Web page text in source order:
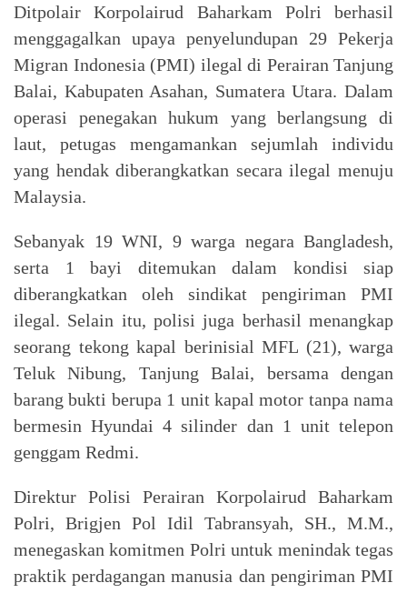
Ditpolair Korpolairud Baharkam Polri berhasil
menggagalkan upaya penyelundupan 29 Pekerja
Migran Indonesia (PMI) ilegal di Perairan Tanjung
Balai, Kabupaten Asahan, Sumatera Utara. Dalam
operasi penegakan hukum yang berlangsung di
laut, petugas mengamankan sejumlah individu
yang hendak diberangkatkan secara ilegal menuju
Malaysia.
Sebanyak 19 WNI, 9 warga negara Bangladesh,
serta 1 bayi ditemukan dalam kondisi siap
diberangkatkan oleh sindikat pengiriman PMI
ilegal. Selain itu, polisi juga berhasil menangkap
seorang tekong kapal berinisial MFL (21), warga
Teluk Nibung, Tanjung Balai, bersama dengan
barang bukti berupa 1 unit kapal motor tanpa nama
bermesin Hyundai 4 silinder dan 1 unit telepon
genggam Redmi.
Direktur Polisi Perairan Korpolairud Baharkam
Polri, Brigjen Pol Idil Tabransyah, SH., M.M.,
menegaskan komitmen Polri untuk menindak tegas
praktik perdagangan manusia dan pengiriman PMI